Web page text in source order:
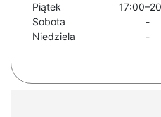
Piątek
Sobota
-
Niedziela
-